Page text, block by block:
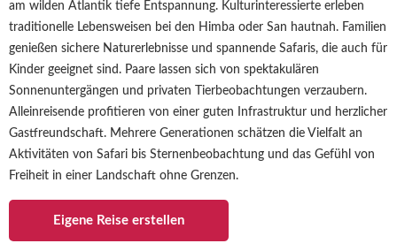
am wilden Atlantik tiefe Entspannung. Kulturinteressierte erleben
traditionelle Lebensweisen bei den Himba oder San hautnah. Familien
genießen sichere Naturerlebnisse und spannende Safaris, die auch für
Kinder geeignet sind. Paare lassen sich von spektakulären
Sonnenuntergängen und privaten Tierbeobachtungen verzaubern.
Alleinreisende profitieren von einer guten Infrastruktur und herzlicher
Gastfreundschaft. Mehrere Generationen schätzen die Vielfalt an
Aktivitäten von Safari bis Sternenbeobachtung und das Gefühl von
Freiheit in einer Landschaft ohne Grenzen.
Eigene Reise erstellen